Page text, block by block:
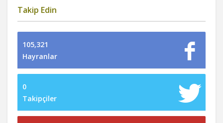
Takip Edin
105,321
Hayranlar
0
Takipçiler